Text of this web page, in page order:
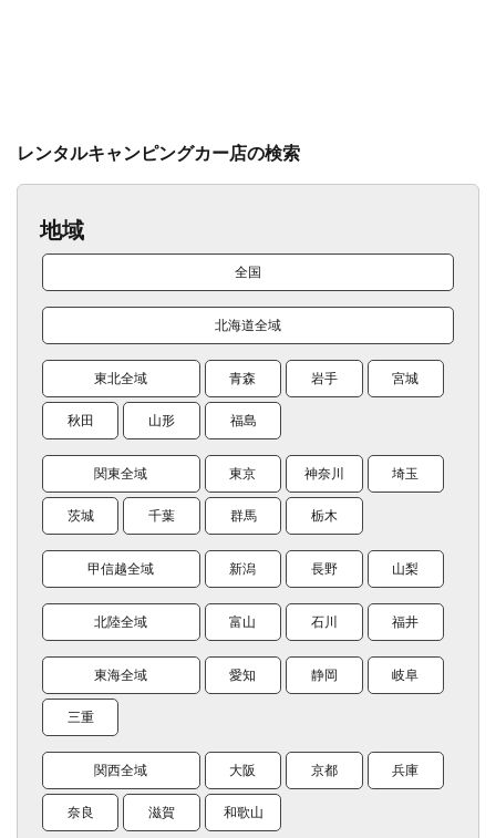
レンタルキャンピングカー店の検索
地域
全国
北海道全域
東北全域 青森 岩手 宮城
秋田 山形 福島
関東全域 東京 神奈川 埼玉
茨城 千葉 群馬 栃木
甲信越全域 新潟 長野 山梨
北陸全域 富山 石川 福井
東海全域 愛知 静岡 岐阜
三重
関西全域 大阪 京都 兵庫
奈良 滋賀 和歌山